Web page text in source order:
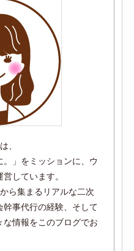
、
」をミッションに、ウ
しています。
ら集まるリアルな二次
事代行の経験、そして
情報をこのブログでお